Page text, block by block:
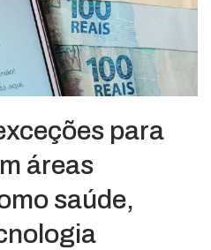
para
áreas
saúde,